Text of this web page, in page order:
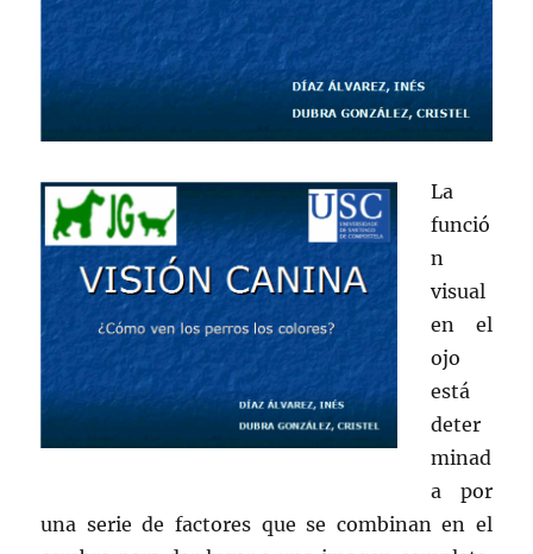
La
funció
n
visual
en el
ojo
está
deter
minad
a por
una serie de factores que se combinan en el